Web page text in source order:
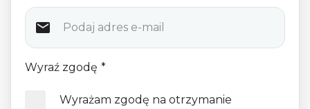
Wyraź zgodę *
Wyrażam zgodę na otrzymanie